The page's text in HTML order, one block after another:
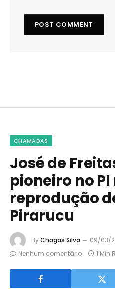
CHAMADAS
José de
pioneiro no PI
reprodução
Pirarucu
ByChagas Silva 09/03/
Nenhum comentário
1 Min